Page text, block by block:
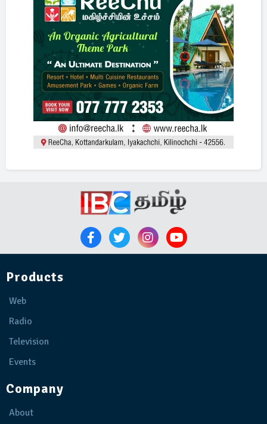
Products
Web
Radio
Television
Events
Company
About